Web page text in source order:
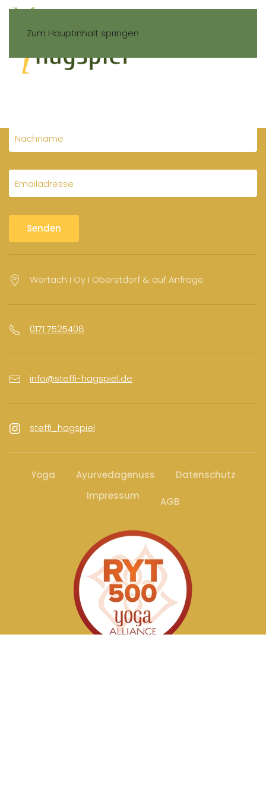
Zum Hauptinhalt springen
Gerne erhalte ich den Newsletter mit
aktuellen Informationen und Angeboten:
Senden
Wertach I Oy I Oberstdorf & auf Anfrage
0171 7525408
info@steffi-hagspiel.de
steffi_hagspiel
Yoga Ayurvedagenuss
Datenschutz
Impressum
AGB